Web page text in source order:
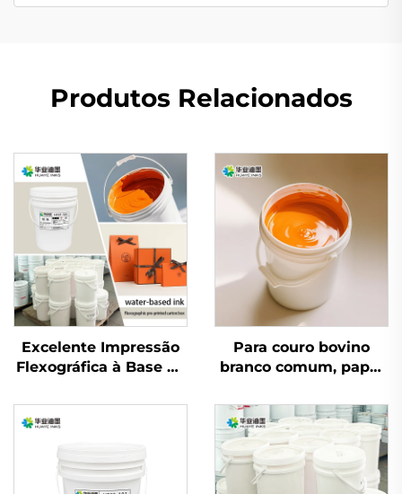
Produtos Relacionados
Excelente Impressão
Flexográfica à Base de
Couro Bovino Branco
Comum e Papel
Coated para Muitos
Materiais
Para couro bovino
branco comum, papel
materiais, tintas
flexográficas à base de
água de excelente
qualidade são